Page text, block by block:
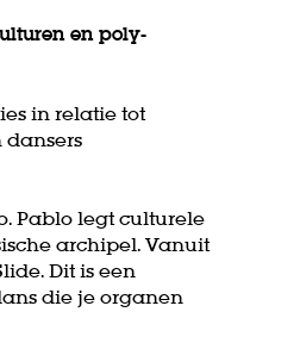
en poly-
in relatie tot
Pablo legt culturele
archipel. Vanuit
Dit is een
die je organen